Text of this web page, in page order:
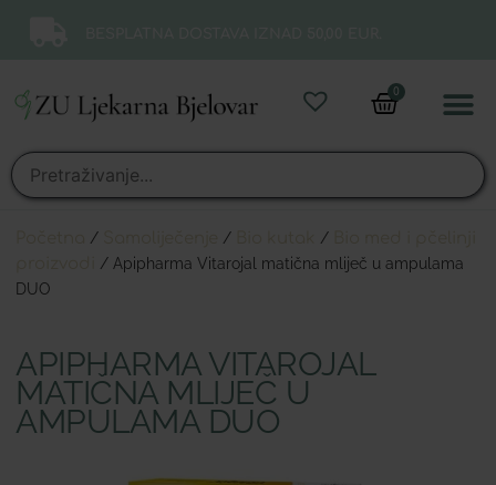
0
/ / /
/ Apipharma Vitarojal matična mliječ u ampulama
DUO
APIPHARMA VITAROJAL
MATIČNA MLIJEČ U
AMPULAMA DUO